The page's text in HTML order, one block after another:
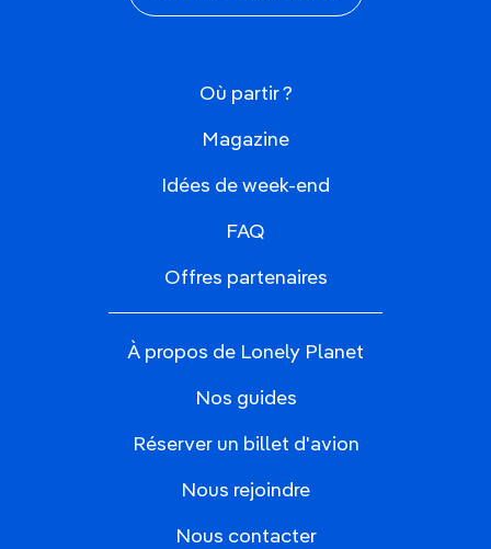
Où partir ?
Magazine
Idées de week-end
FAQ
Offres partenaires
À propos de Lonely Planet
Nos guides
Réserver un billet d'avion
Nous rejoindre
Nous contacter